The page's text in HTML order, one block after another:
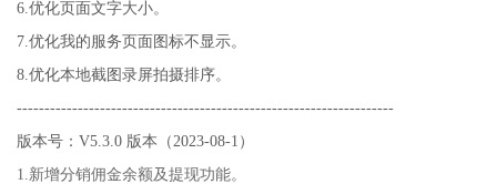
6.优化页面文字大小。
7.优化我的服务页面图标不显示。
8.优化本地截图录屏拍摄排序。
--------------------------------------------------------------------
版本号：V5.3.0 版本（2023-08-1）
1.新增分销佣金余额及提现功能。